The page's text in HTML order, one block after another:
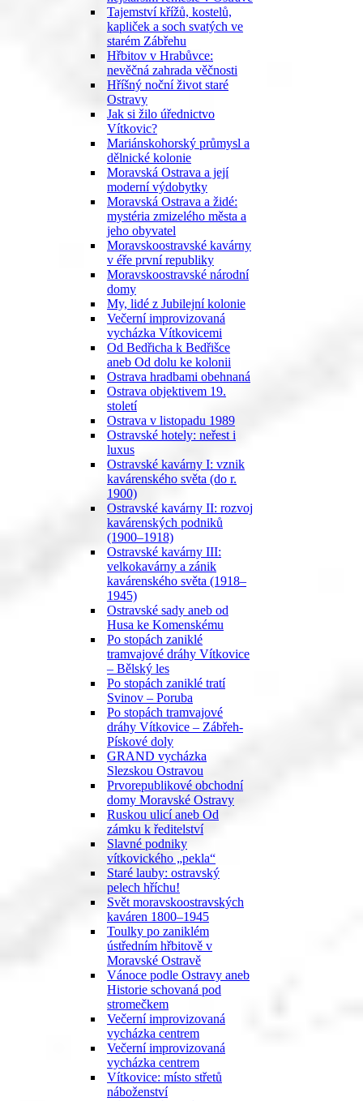
Tajemství křížů, kostelů,
kapliček a soch svatých ve
starém Zábřehu
Hřbitov v Hrabůvce:
nevěčná zahrada věčnosti
Hříšný noční život staré
Ostravy
Jak si žilo úřednictvo
Vítkovic?
Mariánskohorský průmysl a
dělnické kolonie
Moravská Ostrava a její
moderní výdobytky
Moravská Ostrava a židé:
mystéria zmizelého města a
jeho obyvatel
Moravskoostravské kavárny
v éře první republiky
Moravskoostravské národní
domy
My, lidé z Jubilejní kolonie
Večerní improvizovaná
vycházka Vítkovicemi
Od Bedřicha k Bedřišce
aneb Od dolu ke kolonii
Ostrava hradbami obehnaná
Ostrava objektivem 19.
století
Ostrava v listopadu 1989
Ostravské hotely: neřest i
luxus
Ostravské kavárny I: vznik
kavárenského světa (do r.
1900)
Ostravské kavárny II: rozvoj
kavárenských podniků
(1900–1918)
Ostravské kavárny III:
velkokavárny a zánik
kavárenského světa (1918–
1945)
Ostravské sady aneb od
Husa ke Komenskému
Po stopách zaniklé
tramvajové dráhy Vítkovice
– Bělský les
Po stopách zaniklé tratí
Svinov – Poruba
Po stopách tramvajové
dráhy Vítkovice – Zábřeh-
Pískové doly
GRAND vycházka
Slezskou Ostravou
Prvorepublikové obchodní
domy Moravské Ostravy
Ruskou ulicí aneb Od
zámku k ředitelství
Slavné podniky
vítkovického „pekla“
Staré lauby: ostravský
pelech hříchu!
Svět moravskoostravských
kaváren 1800–1945
Toulky po zaniklém
ústředním hřbitově v
Moravské Ostravě
Vánoce podle Ostravy aneb
Historie schovaná pod
stromečkem
Večerní improvizovaná
vycházka centrem
Večerní improvizovaná
vycházka centrem
Vítkovice: místo střetů
náboženství